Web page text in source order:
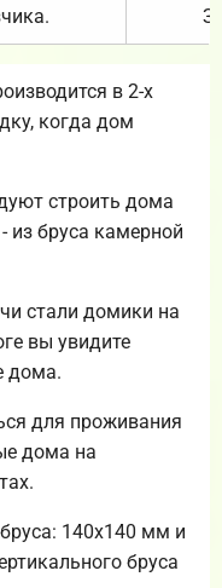
в 2-х
когда дом
строить дома
из бруса камерной
стали домики на
вы увидите
дома.
для проживания
дома на
140х140 мм и
бруса